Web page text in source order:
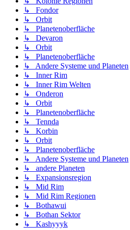
↳ Fondor
↳ Orbit
↳ Planetenoberfläche
↳ Devaron
↳ Orbit
↳ Planetenoberfläche
↳ Andere Systeme und Planeten
↳ Inner Rim
↳ Inner Rim Welten
↳ Onderon
↳ Orbit
↳ Planetenoberfläche
↳ Tennda
↳ Korbin
↳ Orbit
↳ Planetenoberfläche
↳ Andere Systeme und Planeten
↳ andere Planeten
↳ Expansionsregion
↳ Mid Rim
↳ Mid Rim Regionen
↳ Bothawui
↳ Bothan Sektor
↳ Kashyyyk